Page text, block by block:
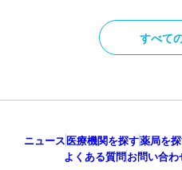
すべて
ニュース医療機関を探す薬局を
よくある質問お問い合わ